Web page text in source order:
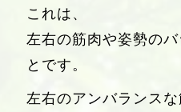
これは、
左右の筋肉や姿勢の
とです。
左右のアンバランス